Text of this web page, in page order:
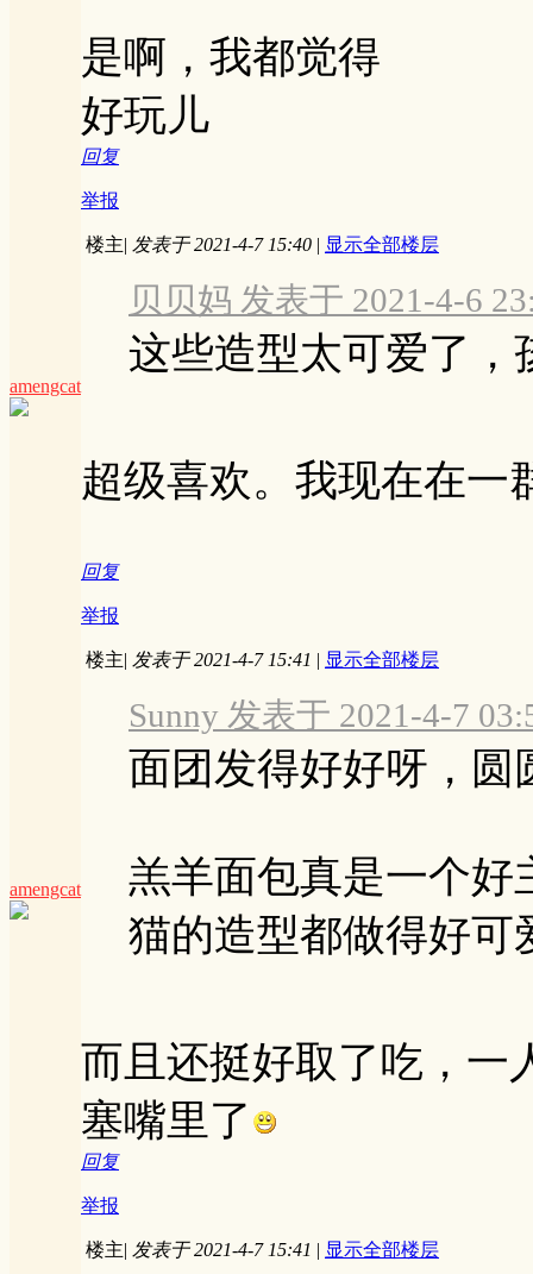
是啊，我都觉得
好玩儿
回复
举报
amengcat
楼主| 发表于 2021-4-7 15:40 | 显示全部楼层
贝贝妈 发表于 2021-4-6
这些造型太可爱了，
超级喜欢。我现在在一
回复
举报
amengcat
楼主| 发表于 2021-4-7 15:41 | 显示全部楼层
Sunny 发表于 2021-4-7
面团发得好好呀，圆
羔羊面包真是一个好
猫的造型都做得好可
而且还挺好取了吃，一
塞嘴里了
回复
举报
楼主| 发表于 2021-4-7 15:41 | 显示全部楼层